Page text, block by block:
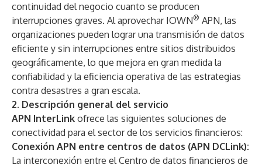
continuidad del negocio cuanto se producen
interrupciones graves. Al aprovechar IOWN® APN, las
organizaciones pueden lograr una transmisión de datos
eficiente y sin interrupciones entre sitios distribuidos
geográficamente, lo que mejora en gran medida la
confiabilidad y la eficiencia operativa de las estrategias
contra desastres a gran escala.
2. Descripción general del servicio
APN InterLink ofrece las siguientes soluciones de
conectividad para el sector de los servicios financieros:
Conexión APN entre centros de datos (APN DCLink):
La interconexión entre elCentro de datos financieros de